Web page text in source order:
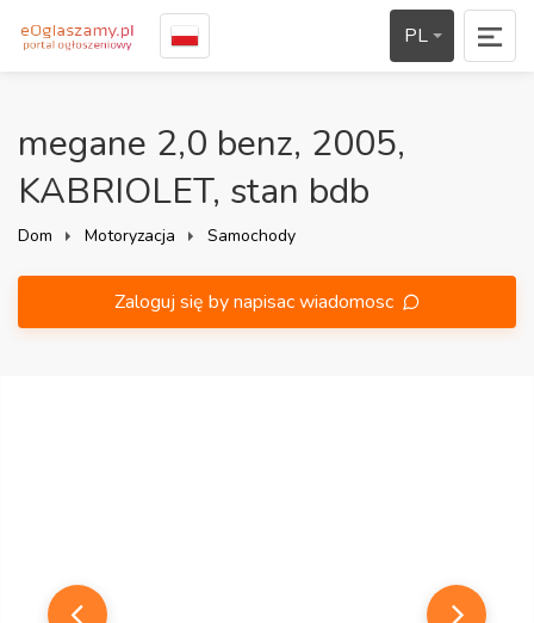
PL
megane 2,0 benz, 2005,
KABRIOLET, stan bdb
Dom Motoryzacja Samochody
Zaloguj się by napisac wiadomosc